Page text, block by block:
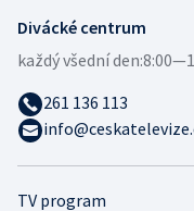
TV program
Divácké centrum
každý všední den:
261 136 113